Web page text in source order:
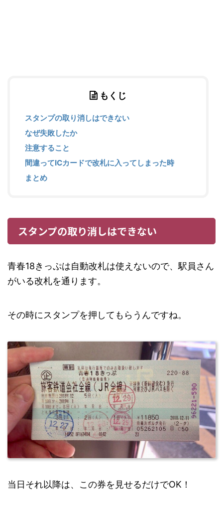
もくじ
スタンプの取り消しはできない
なぜ失敗したか
注意すること
間違ってICカードで改札に入ってしまった時
まとめ
スタンプの取り消しはできない
青春18きっぷは自動改札は使えないので、駅員さん
がいる改札を通ります。
その時にスタンプを押してもらうんですね。
当日それ以降は、この券を見せるだけでOK！